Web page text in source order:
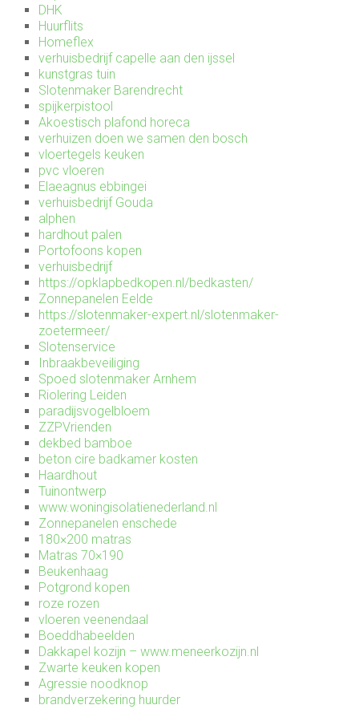
DHK
Huurflits
Homeflex
verhuisbedrijf capelle aan den ijssel
kunstgras tuin
Slotenmaker Barendrecht
spijkerpistool
Akoestisch plafond horeca
verhuizen doen we samen den bosch
vloertegels keuken
pvc vloeren
Elaeagnus ebbingei
verhuisbedrijf Gouda
alphen
hardhout palen
Portofoons kopen
verhuisbedrijf
https://opklapbedkopen.nl/bedkasten/
Zonnepanelen Eelde
https://slotenmaker-expert.nl/slotenmaker-
zoetermeer/
Slotenservice
Inbraakbeveiliging
Spoed slotenmaker Arnhem
Riolering Leiden
paradijsvogelbloem
ZZPVrienden
dekbed bamboe
beton cire badkamer kosten
Haardhout
Tuinontwerp
www.woningisolatienederland.nl
Zonnepanelen enschede
180×200 matras
Matras 70×190
Beukenhaag
Potgrond kopen
roze rozen
vloeren veenendaal
Boeddhabeelden
Dakkapel kozijn – www.meneerkozijn.nl
Zwarte keuken kopen
Agressie noodknop
brandverzekering huurder